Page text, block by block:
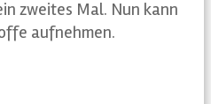
zweites Mal. Nun kann
aufnehmen.